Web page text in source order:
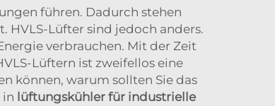
führen. Dadurch stehen
HVLS-Lüfter sind jedoch anders.
verbrauchen. Mit der Zeit
Lüftern ist zweifellos eine
können, warum sollten Sie das
in lüftungskühler für industrielle